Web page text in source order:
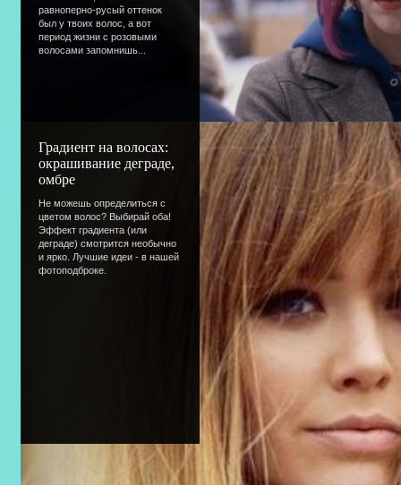
равноперно-русый оттенок
был у твоих волос, а вот
период жизни с розовыми
волосами запомнишь...
Градиент на волосах:
окрашивание деграде,
омбре
Не можешь определиться с
цветом волос? Выбирай оба!
Эффект градиента (или
деграде) смотрится необычно
и ярко. Лучшие идеи - в нашей
фотоподброке.